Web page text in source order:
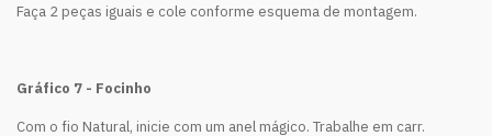
Faça 2 peças iguais e cole conforme esquema de montagem.
Gráfico 7 - Focinho
Com o fio Natural, inicie com um anel mágico. Trabalhe em carr.